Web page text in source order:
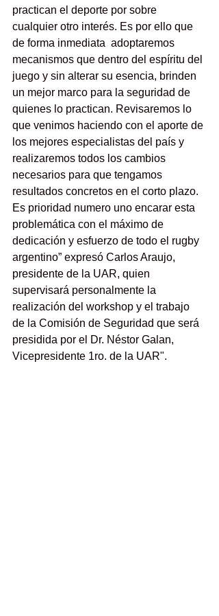
practican el deporte por sobre
cualquier otro interés. Es por ello que
de forma inmediata  adoptaremos
mecanismos que dentro del espíritu del
juego y sin alterar su esencia, brinden
un mejor marco para la seguridad de
quienes lo practican. Revisaremos lo
que venimos haciendo con el aporte de
los mejores especialistas del país y
realizaremos todos los cambios
necesarios para que tengamos
resultados concretos en el corto plazo.
Es prioridad numero uno encarar esta
problemática con el máximo de
dedicación y esfuerzo de todo el rugby
argentino” expresó Carlos Araujo,
presidente de la UAR, quien
supervisará personalmente la
realización del workshop y el trabajo
de la Comisión de Seguridad que será
presidida por el Dr. Néstor Galan,
Vicepresidente 1ro. de la UAR".